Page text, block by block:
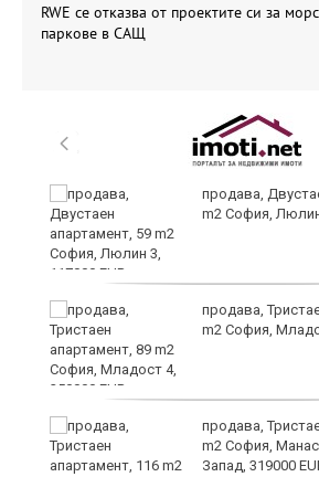
RWE се отказва от проектите си за
паркове в САЩ
продава,
m2 София, Люлин
продава,
m2 София,
продава,
m2 София,
Запад, 319000